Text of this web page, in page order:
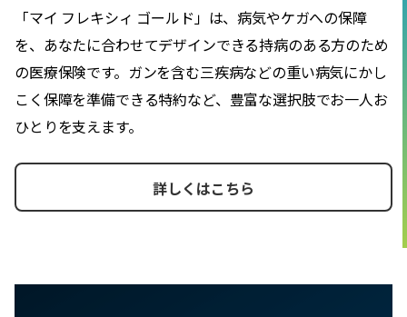
「マイ フレキシィ ゴールド」は、病気やケガへの保障
を、あなたに合わせてデザインできる持病のある方のため
の医療保険です。ガンを含む三疾病などの重い病気にかし
こく保障を準備できる特約など、豊富な選択肢でお一人お
ひとりを支えます。
詳しくはこちら